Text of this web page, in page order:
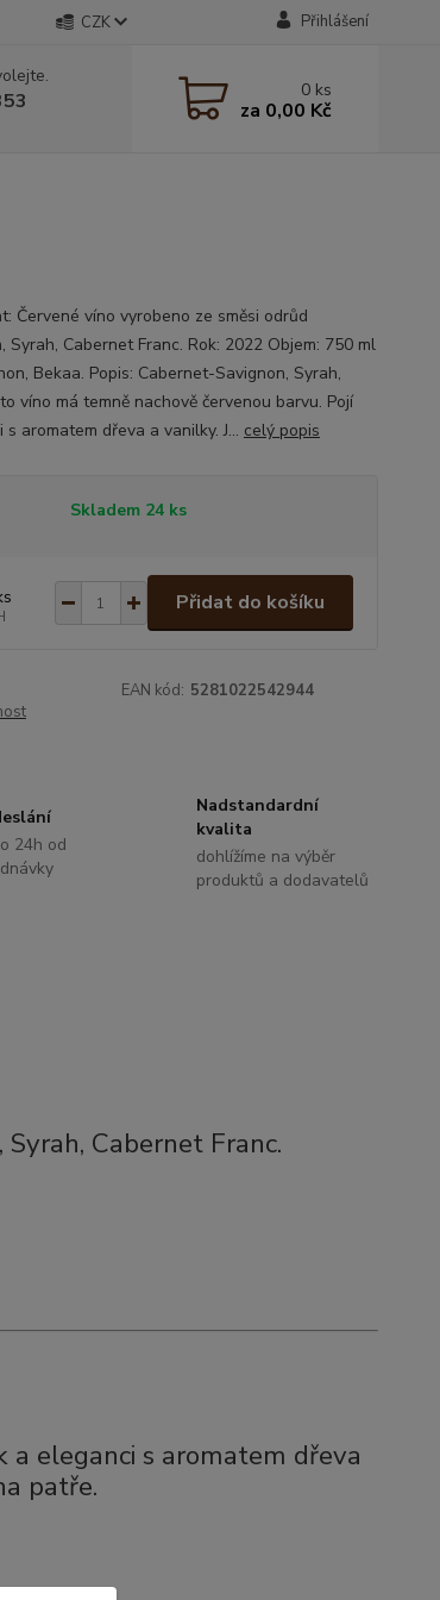
CZK Přihlášení
0 ks
za 0,00 Kč
Červené víno vyrobeno ze směsi odrůd
Syrah, Cabernet Franc. Rok: 2022 Objem: 750 ml
Bekaa. Popis: Cabernet-Savignon, Syrah,
víno má temně nachově červenou barvu. Pojí
aromatem dřeva a vanilky. J... celý popis
Skladem 24 ks
Přidat do košíku
EAN kód: 5281022542944
24h od
Nadstandardní
kvalita
dohlížíme na výběr
produktů a dodavatelů
Cabernet Franc.
eleganci s aromatem dřeva
patře.